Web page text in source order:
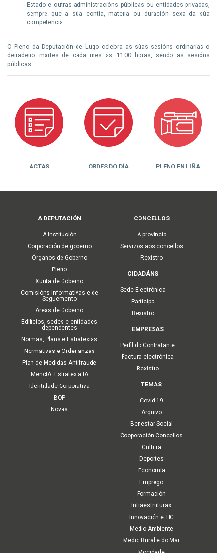
Estado e outras administracións públicas ou entidades privadas,
sempre que a súa contía, materia ou duración sexa da súa
competencia.
O Pleno da Deputación de Lugo celebra as súas sesións ordinarias o
derradeiro martes de cada mes ás 11:00 horas, sendo as sesións
públicas.
ACTAS ORDES DO DÍA PLENO EN LIÑA
navigation
A DEPUTACIÓN
A Institución
Corporación de goberno
Órganos de Goberno
Pleno
Xunta de Goberno
Comisións Informativas e de
Seguemento
Áreas de Goberno
Edificios, sedes e entidades
dependentes
Normas, Plans e Estratexias
Normativas e Ordenanzas
Plan de Medidas Antifraude
MencIA: Estratexia IA
Identidade Corporativa
BOP
Novas
CONCELLOS
A provincia
Servizos aos concellos
Rexistro
CIDADÁNS
Sede Electrónica
Participa
Rexistro
EMPRESAS
Perfil do Contratante
Factura electrónica
Rexistro
TEMAS
Covid-19
Arquivo
Benestar Social
Cooperación Concellos
Cultura
Deportes
Economía
Emprego
Formación
Infraestruturas
Innovación e TIC
Medio Ambiente
Medio Rural e do Mar